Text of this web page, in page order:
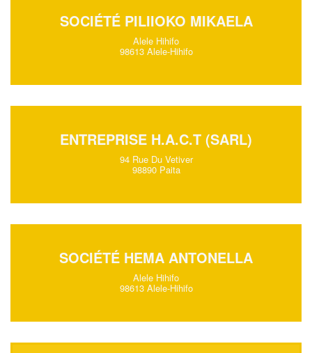
SOCIÉTÉ PILIIOKO MIKAELA
Alele Hihifo
98613 Alele-Hihifo
ENTREPRISE H.A.C.T (SARL)
94 Rue Du Vetiver
98890 Paita
SOCIÉTÉ HEMA ANTONELLA
Alele Hihifo
98613 Alele-Hihifo